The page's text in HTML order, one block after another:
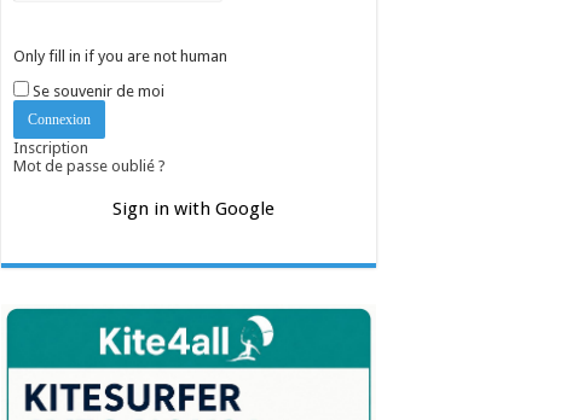
Only fill in if you are not human
Se souvenir de moi
Inscription
Mot de passe oublié ?
Sign in with Google